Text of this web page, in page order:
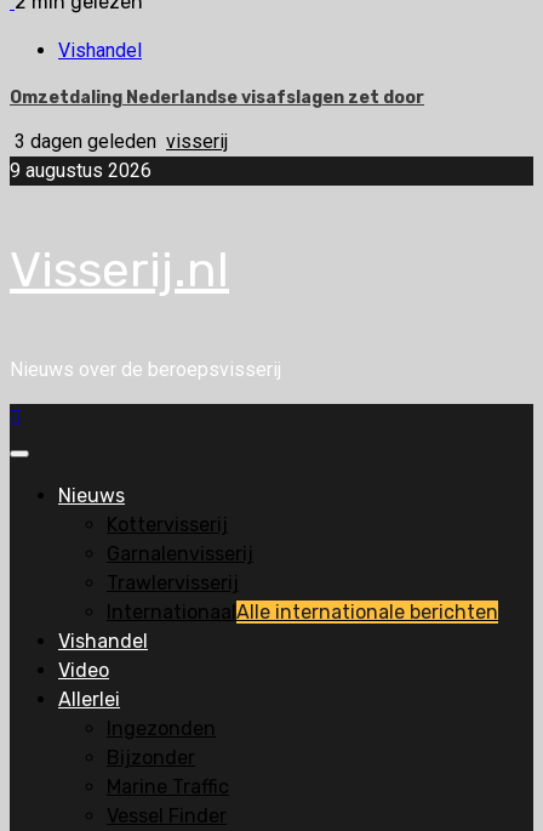
Vishandel
Omzetdaling Nederlandse visafslagen zet door
3 dagen geleden visserij
9 augustus 2026
Visserij.nl
Nieuws over de beroepsvisserij
Primair
Nieuws
Kottervisserij
Garnalenvisserij
Trawlervisserij
InternationaalAlle internationale berichten
Vishandel
Video
Allerlei
Ingezonden
Bijzonder
Marine Traffic
Vessel Finder